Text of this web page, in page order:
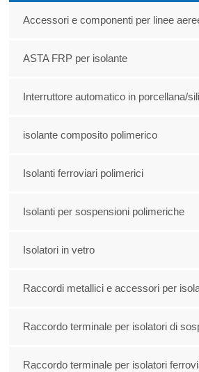
Accessori e componenti per linee
ASTA FRP per isolante
Interruttore automatico in porcellana/
isolante composito polimerico
Isolanti ferroviari polimerici
Isolanti per sospensioni polimeriche
Isolatori in vetro
Raccordi metallici e accessori per
Raccordo terminale per isolatori di
Raccordo terminale per isolatori